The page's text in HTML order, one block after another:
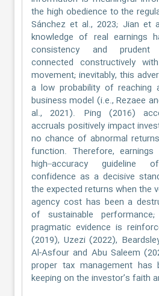
the high obedience to the
Sánchez et al., 2023; Jian et
knowledge of real earnings
consistency and prudent
connected constructively
movement; inevitably, this
a low probability of reaching
business model (i.e., Rezaee
al., 2021). Ping (2016)
accruals positively impact
no chance of abnormal
function. Therefore,
high–accuracy guideline
confidence as a decisive
the expected returns when the
agency cost has been a
of sustainable
pragmatic evidence is
(2019), Uzezi (2022),
Al-Asfour and Abu Saleem
proper tax management has
keeping on the investor’s faith